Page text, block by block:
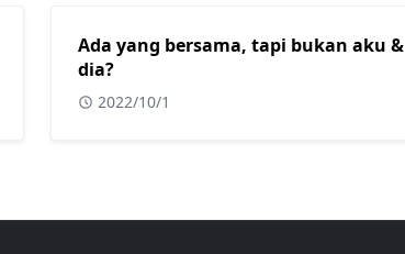
Ada yang bersama, tapi bukan aku &
dia?
2022/10/1